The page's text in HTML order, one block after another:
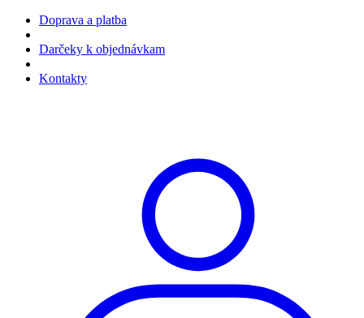
Doprava a platba
Darčeky k objednávkam
Kontakty